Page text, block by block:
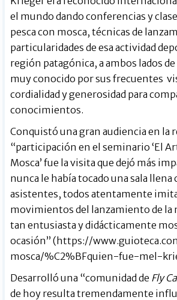
el mundo dando conferencias y
pesca con mosca, técnicas de
particularidades de esa actividad
región patagónica, a ambos lados
muy conocido por sus frecuentes
cordialidad y generosidad para
conocimientos.
Conquistó una gran audiencia en la
“participación en el seminario ‘El
Mosca’ fue lavisita que dejó más
nunca le había tocado una sala llena
asistentes, todos atentamente
movimientos del lanzamiento de la
tan entusiasta y didácticamente
ocasión” (https://
mosca/%C2%BFquien-fue-mel-
Desarrolló una “comunidad de Fly
de hoy resulta tremendamente